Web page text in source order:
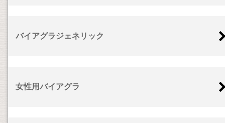
バイアグラジェネリック
女性用バイアグラ